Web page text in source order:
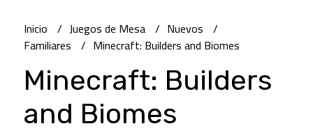
Inicio Juegos de Mesa
Nuevos
Familiares
Minecraft: Builders and Biomes
Minecraft: Builders
and Biomes